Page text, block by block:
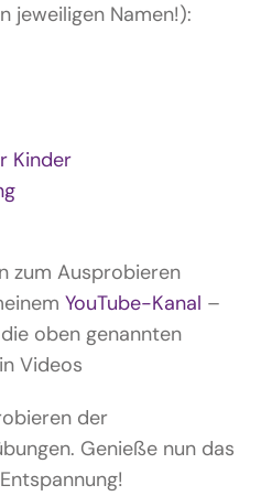
jeweiligen Namen!):
Kinder
zum Ausprobieren
YouTube-Kanal –
oben genannten
Videos
der
Genieße nun das